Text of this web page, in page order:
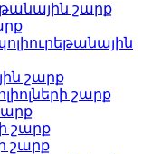
շարք
շարք
շարք
շարք
շարք